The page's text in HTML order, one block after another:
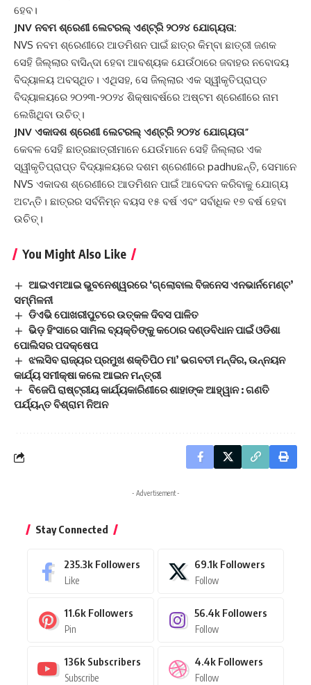
ହେବ।
JNV ନବମ ଶ୍ରେଣୀ ଲେଟରଲ୍ ଏଣ୍ଟ୍ରି ୨୦୨୪ ଯୋଗ୍ୟତା:
NVS ନବମ ଶ୍ରେଣୀରେ ଆଡମିଶନ ପାଇଁ ଛାତ୍ର କିମ୍ବା ଛାତ୍ରୀ ଜଣକ
ସେହି ଜିଲ୍ଲାର ବାସିନ୍ଦା ହେବା ଆବଶ୍ୟକ ଯେଉଁଠାରେ ଜବାହର ନବୋଦୟ
ବିଦ୍ୟାଳୟ ଅବସ୍ଥିତ। ଏଥିସହ, ସେ ଜିଲ୍ଲାର ଏକ ସ୍ୱୀକୃତିପ୍ରାପ୍ତ
ବିଦ୍ୟାଳୟରେ ୨୦୨୩-୨୦୨୪ ଶିକ୍ଷାବର୍ଷରେ ଅଷ୍ଟମ ଶ୍ରେଣୀରେ ନାମ
ଲେଖିଥିବା ଉଚିତ୍।
JNV ଏକାଦଶ ଶ୍ରେଣୀ ଲେଟରଲ୍ ଏଣ୍ଟ୍ରି ୨୦୨୪ ଯୋଗ୍ୟତା”
କେବଳ ସେହି ଛାତ୍ରଛାତ୍ରୀମାନେ ଯେଉଁମାନେ ସେହି ଜିଲ୍ଲାର ଏକ
ସ୍ୱୀକୃତିପ୍ରାପ୍ତ ବିଦ୍ୟାଳୟରେ ଦଶମ ଶ୍ରେଣୀରେ padhuଛନ୍ତି, ସେମାନେ
NVS ଏକାଦଶ ଶ୍ରେଣୀରେ ଆଡମିଶନ ପାଇଁ ଆବେଦନ କରିବାକୁ ଯୋଗ୍ୟ
ଅଟନ୍ତି। ଛାତ୍ରର ସର୍ବନିମ୍ନ ବୟସ ୧୫ ବର୍ଷ ଏବଂ ସର୍ବାଧିକ ୧୭ ବର୍ଷ ହେବା
ଉଚିତ୍।
You Might Also Like
ଆଇଏମଆଇ ଭୁବନେଶ୍ୱରରେ ‘ଗ୍ଲୋବାଲ ବିଜନେସ ଏନଭାର୍ନମେଣ୍ଟ’
ସମ୍ମିଳନୀ
ଡିଏଭି ପୋଖରୀପୁଟରେ ଉତ୍କଳ ଦିବସ ପାଳିତ
ଭିଡ଼ ହିଂସାରେ ସାମିଲ ବ୍ୟକ୍ତିଙ୍କୁ କଠୋର ଦଣ୍ଡବିଧାନ ପାଇଁ ଓଡିଶା
ପୋଲିସର ପଦକ୍ଷେପ
ଝଲସିବ ରାଜ୍ୟର ପ୍ରମୁଖ ଶକ୍ତିପିଠ ମା’ ଭଗବତୀ ମନ୍ଦିର, ଉନ୍ନୟନ
କାର୍ଯ୍ୟ ସମୀକ୍ଷା କଲେ ଆଇନ ମନ୍ତ୍ରୀ
ବିଜେପି ରାଷ୍ଟ୍ରୀୟ କାର୍ଯ୍ୟକାରିଣୀରେ ଶାହାଙ୍କ ଆହ୍ୱାନ : ଗଣତି
ପର୍ଯ୍ୟନ୍ତ ବିଶ୍ରାମ ନିଅନ
- Advertisement -
Stay Connected
235.3k Followers
Like
69.1k Followers
Follow
11.6k Followers
Pin
56.4k Followers
Follow
136k Subscribers
Subscribe
4.4k Followers
Follow